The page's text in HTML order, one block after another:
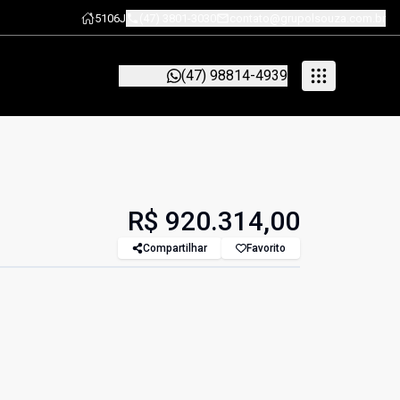
5106J
(47) 98814-4939
R$ 920.314,00
Compartilhar Favorito